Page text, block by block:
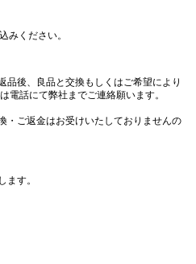
みください。
品後、良品と交換もしくはご希望により
電話にて弊社までご連絡願います。
ご返金はお受けいたしておりませんの
ます。